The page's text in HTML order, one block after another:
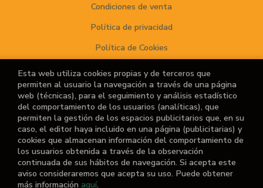
Condiciones de venta
Política de privacidad
Política de Cookies
ATENCIÓN AL CLIENTE
Quiénes somos
Noticias
¿No encuentras el libro que buscas?
Esta web utiliza cookies propias y de terceros que
permiten al usuario la navegación a través de una página
web (técnicas), para el seguimiento y análisis estadístico
del comportamiento de los usuarios (analíticas), que
permiten la gestión de los espacios publicitarios que, en su
caso, el editor haya incluido en una página (publicitarias) y
cookies que almacenan información del comportamiento de
los usuarios obtenida a través de la observación
continuada de sus hábitos de navegación. Si acepta este
aviso consideraremos que acepta su uso. Puede obtener
más información aquí.